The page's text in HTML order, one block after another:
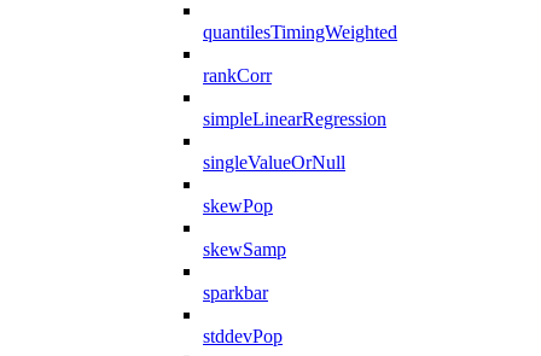
quantilesTimingWeighted
rankCorr
simpleLinearRegression
singleValueOrNull
skewPop
skewSamp
sparkbar
stddevPop